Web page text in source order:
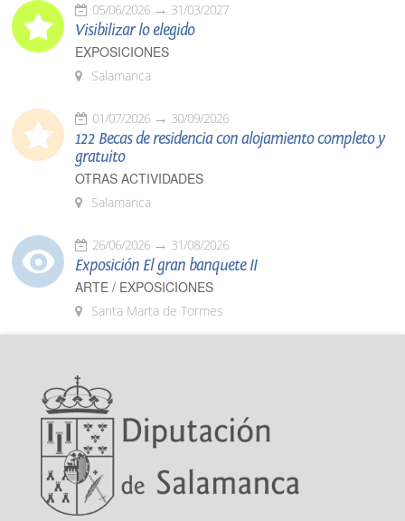
05/06/2026 31/03/2027
Visibilizar lo elegido
EXPOSICIONES
Salamanca
01/07/2026 30/09/2026
122 Becas de residencia con alojamiento completo y
gratuito
OTRAS ACTIVIDADES
Salamanca
26/06/2026 31/08/2026
Exposición El gran banquete II
ARTE / EXPOSICIONES
Santa Marta de Tormes